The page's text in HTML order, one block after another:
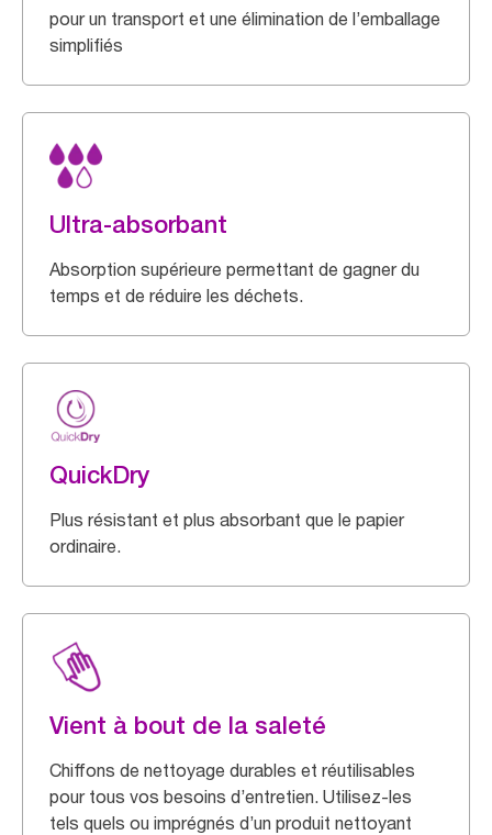
pour un transport et une élimination de l’emballage
simplifiés
Ultra-absorbant
Absorption supérieure permettant de gagner du
temps et de réduire les déchets.
QuickDry
Plus résistant et plus absorbant que le papier
ordinaire.
Vient à bout de la saleté
Chiffons de nettoyage durables et réutilisables
pour tous vos besoins d’entretien. Utilisez-les
tels quels ou imprégnés d’un produit nettoyant